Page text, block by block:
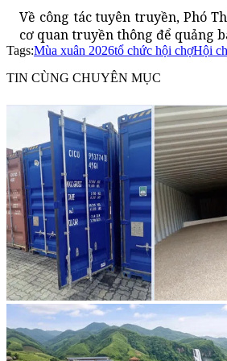
Về công tác tuyên truyền, Phó
cơ quan truyền thông để quảng
Tags:Mùa xuân 2026tổ chức hội chợHội
TIN CÙNG CHUYÊN MỤC